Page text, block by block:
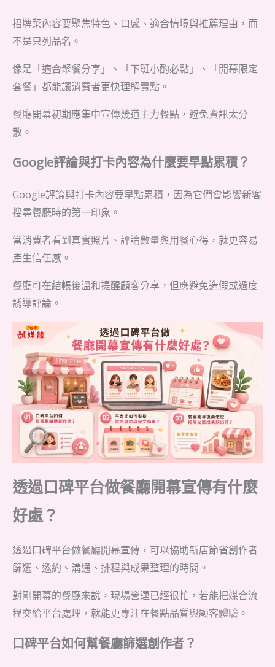
招牌菜內容要聚焦特色、口感、適合情境與推薦理由，而
不是只列品名。
像是「適合聚餐分享」、「下班小酌必點」、「開幕限定
套餐」都能讓消費者更快理解賣點。
餐廳開幕初期應集中宣傳幾道主力餐點，避免資訊太分
散。
Google評論與打卡內容為什麼要早點累積？
Google評論與打卡內容要早點累積，因為它們會影響新客
搜尋餐廳時的第一印象。
當消費者看到真實照片、評論數量與用餐心得，就更容易
產生信任感。
餐廳可在結帳後溫和提醒顧客分享，但應避免造假或過度
誘導評論。
透過口碑平台做餐廳開幕宣傳有什麼
好處？
透過口碑平台做餐廳開幕宣傳，可以協助新店節省創作者
篩選、邀約、溝通、排程與成果整理的時間。
對剛開幕的餐廳來說，現場營運已經很忙，若能把媒合流
程交給平台處理，就能更專注在餐點品質與顧客體驗。
口碑平台如何幫餐廳篩選創作者？